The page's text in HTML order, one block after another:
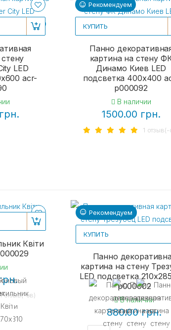
LED
acr-
Рекомендуем
КУПИТЬ
Панно
картина на стену
Динамо Киев LED
подсветка 400х400
p000092
В наличии
1500.00 грн.
1 отзыв(-
Квіти
отзыв(-ов)
Рекомендуем
КУПИТЬ
Панно
картина на стену
LED подсветка
p000002
В наличии
880.00 грн.